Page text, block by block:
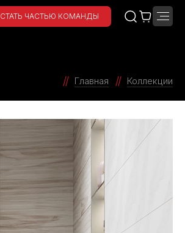
СТАТЬ ЧАСТЬЮ КОМАНДЫ
Главная Коллекции